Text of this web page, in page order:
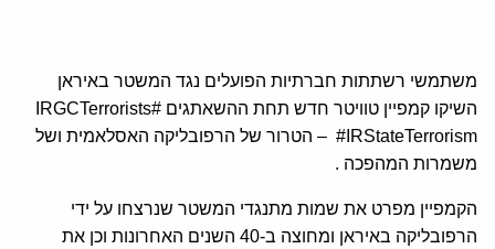
משתמשי רשתתות חברתיות הפועלים נגד המשטר באיראן
השיקו קמפיין טוויטר חדש תחת ההשאתגים #IRGCTerrorists
#IRStateTerrorism – הטרור של הרפובליקה האסלאמית ושל
משמרות המהפכה .
הקמפיין מפרט את שמות מתנגדי המשטר שנרצחו על ידי
הרפובליקה באיראן ומחוצה ב-40 השנים האחרונות וכן את